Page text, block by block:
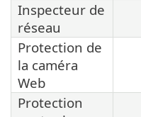
Inspecteur de
réseau
Protection de
la caméra
Web
Protection